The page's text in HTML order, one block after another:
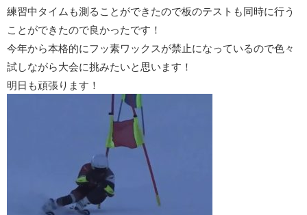
練習中タイムも測ることができたので板のテストも同時に行う
ことができたので良かったです！
今年から本格的にフッ素ワックスが禁止になっているので色々
試しながら大会に挑みたいと思います！
明日も頑張ります！